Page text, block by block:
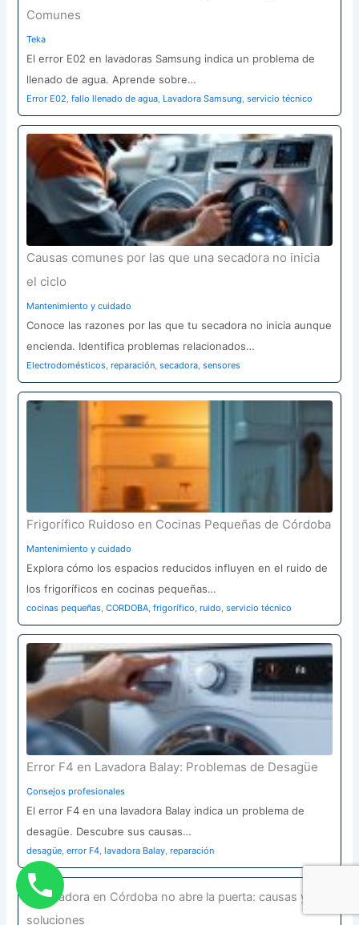
Comunes
Teka
El error E02 en lavadoras Samsung indica un problema de
llenado de agua. Aprende sobre…
Error E02,fallo llenado de agua, Lavadora Samsung,servicio técnico
Causas comunes por las que una secadora no inicia
el ciclo
Mantenimiento y cuidado
Conoce las razones por las que tu secadora no inicia aunque
encienda. Identifica problemas relacionados…
Electrodomésticos,reparación,secadora,sensores
Frigorífico Ruidoso en Cocinas Pequeñas de Córdoba
Mantenimiento y cuidado
Explora cómo los espacios reducidos influyen en el ruido de
los frigoríficos en cocinas pequeñas…
cocinas pequeñas,CORDOBA,frigorífico,ruido,servicio técnico
Error F4 en Lavadora Balay: Problemas de Desagüe
Consejos profesionales
El error F4 en una lavadora Balay indica un problema de
desagüe. Descubre sus causas…
desagüe,error F4,lavadora Balay,reparación